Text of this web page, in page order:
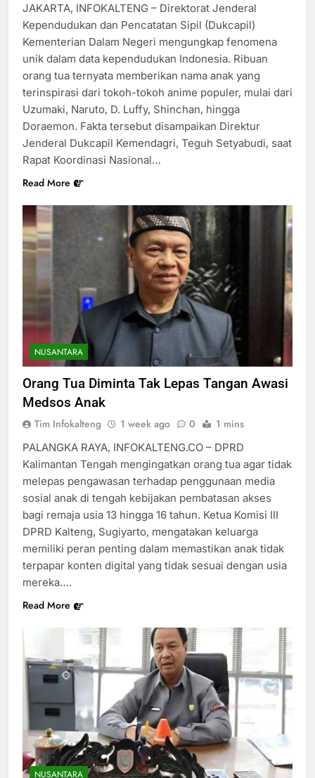
JAKARTA, INFOKALTENG – Direktorat Jenderal
Kependudukan dan Pencatatan Sipil (Dukcapil)
Kementerian Dalam Negeri mengungkap fenomena
unik dalam data kependudukan Indonesia. Ribuan
orang tua ternyata memberikan nama anak yang
terinspirasi dari tokoh-tokoh anime populer, mulai dari
Uzumaki, Naruto, D. Luffy, Shinchan, hingga
Doraemon. Fakta tersebut disampaikan Direktur
Jenderal Dukcapil Kemendagri, Teguh Setyabudi, saat
Rapat Koordinasi Nasional…
Read More
NUSANTARA
Orang Tua Diminta Tak Lepas Tangan Awasi
Medsos Anak
Tim Infokalteng 1 week ago 0 1 mins
PALANGKA RAYA, INFOKALTENG.CO – DPRD
Kalimantan Tengah mengingatkan orang tua agar tidak
melepas pengawasan terhadap penggunaan media
sosial anak di tengah kebijakan pembatasan akses
bagi remaja usia 13 hingga 16 tahun. Ketua Komisi III
DPRD Kalteng, Sugiyarto, mengatakan keluarga
memiliki peran penting dalam memastikan anak tidak
terpapar konten digital yang tidak sesuai dengan usia
mereka….
Read More
NUSANTARA